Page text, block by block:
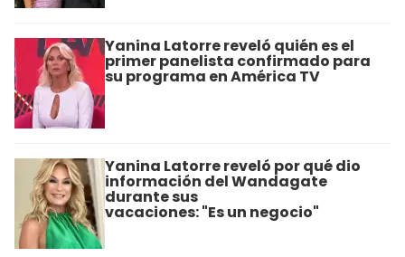
Yanina Latorre reveló quién es el
primer panelista confirmado para
su programa en América TV
Yanina Latorre reveló por qué dio
información del Wandagate
durante sus
vacaciones: "Es un negocio"